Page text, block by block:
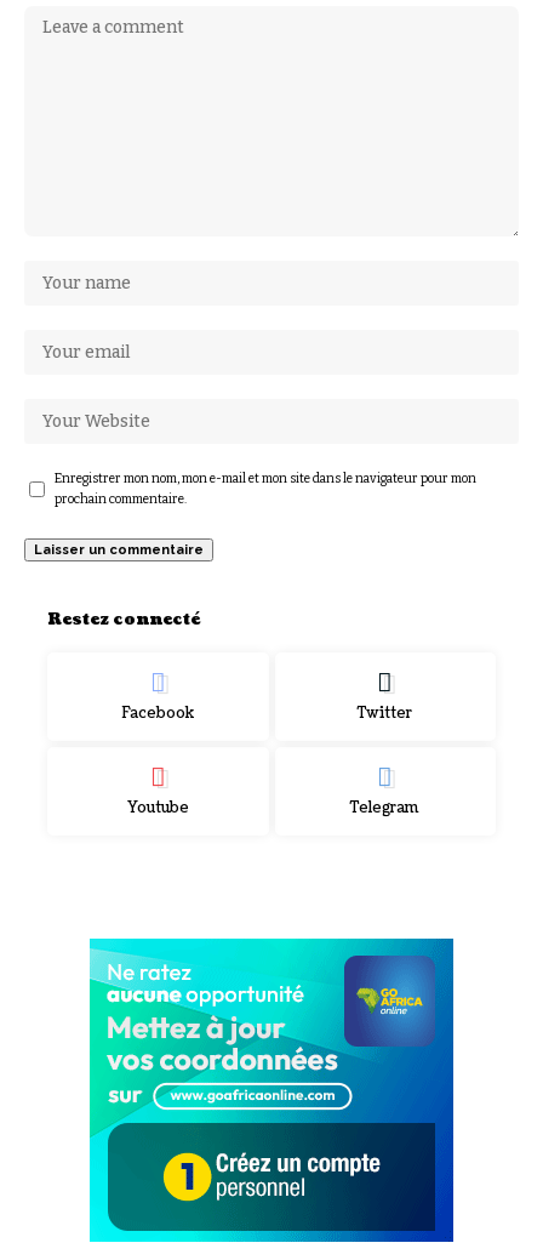
Enregistrer mon nom, mon e-mail et mon site dans le navigateur pour mon
prochain commentaire.
Restez connecté
Facebook Twitter
Youtube Telegram